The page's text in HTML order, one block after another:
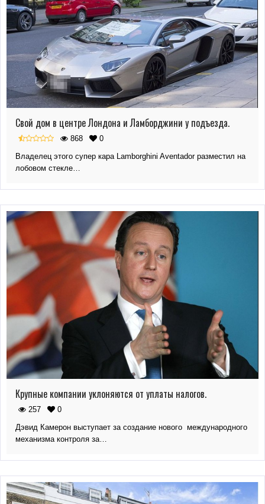
Свой дом в центре Лондона и Ламборджини у подъезда.
868
0
Владелец этого супер кара Lamborghini Aventador разместил на
лобовом стекле…
Крупные компании уклоняются от уплаты налогов.
257
0
Дэвид Камерон выступает за создание нового международного
механизма контроля за…